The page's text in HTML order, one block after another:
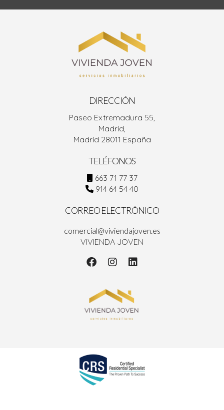
DIRECCIÓN
Paseo Extremadura 55,
Madrid,
Madrid 28011 España
TELÉFONOS
663 71 77 37
914 64 54 40
CORREO ELECTRÓNICO
comercial@viviendajoven.es
VIVIENDA JOVEN